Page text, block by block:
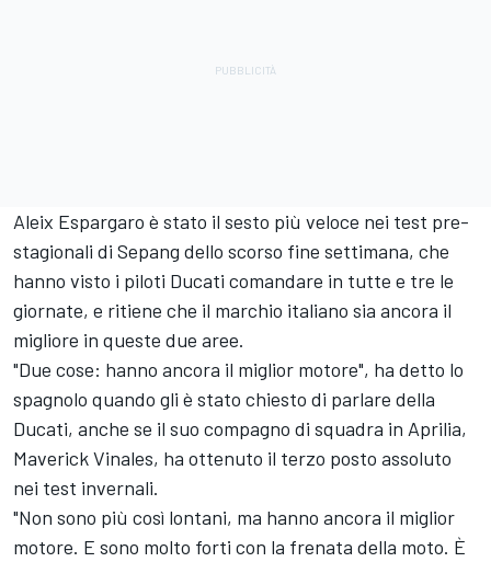
Aleix Espargaro è stato il sesto più veloce nei test pre-
stagionali di Sepang dello scorso fine settimana, che
hanno visto i piloti Ducati comandare in tutte e tre le
giornate, e ritiene che il marchio italiano sia ancora il
migliore in queste due aree.
"Due cose: hanno ancora il miglior motore", ha detto lo
spagnolo quando gli è stato chiesto di parlare della
Ducati, anche se il suo compagno di squadra in Aprilia,
Maverick Vinales, ha ottenuto il terzo posto assoluto
nei test invernali.
"Non sono più così lontani, ma hanno ancora il miglior
motore. E sono molto forti con la frenata della moto. È